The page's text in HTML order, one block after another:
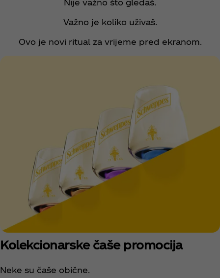
Nije važno što gledaš.
Važno je koliko uživaš.
Ovo je novi ritual za vrijeme pred ekranom.
Kolekcionarske čaše promocija
Neke su čaše obične.